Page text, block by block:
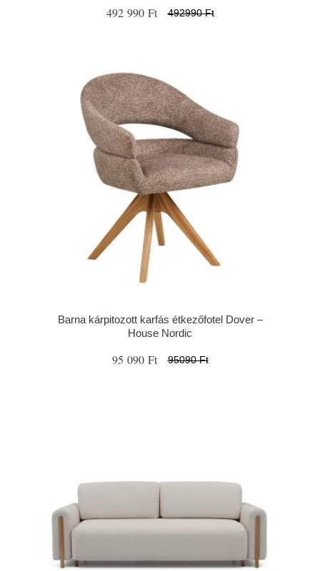
492 990 Ft 492990 Ft
Barna kárpitozott karfás étkezőfotel Dover –
House Nordic
95 090 Ft 95090 Ft